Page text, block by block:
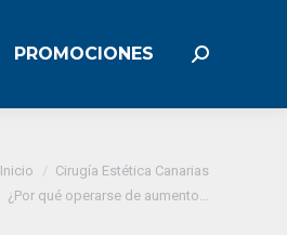
PROMOCIONES Buscar:
Inicio
Cirugía Estética Canarias
¿Por qué operarse de aumento…
PROMOCIONES Buscar: